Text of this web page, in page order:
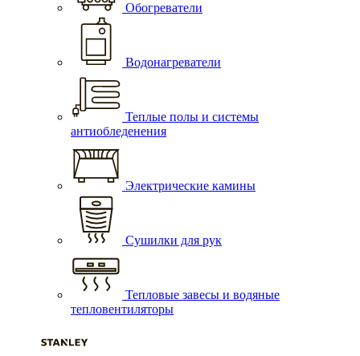
Обогреватели
Водонагреватели
Теплые полы и системы
антиобледенения
Электрические камины
Сушилки для рук
Тепловые завесы и водяные
тепловентиляторы